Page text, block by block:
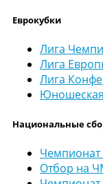
Еврокубки
Лига
Лига
Лига
Национальные
Отбор на